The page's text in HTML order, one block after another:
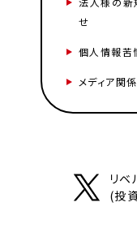
せ
個人情報苦
メディア関
リ
(投